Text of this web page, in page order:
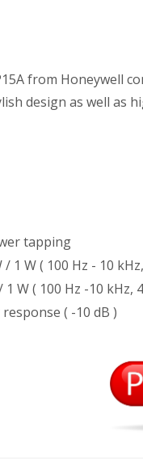
from Honeywell
design as well as
tapping
/ 1 W ( 100 Hz - 10
1 W ( 100 Hz -10 kHz,
response ( -10 dB )